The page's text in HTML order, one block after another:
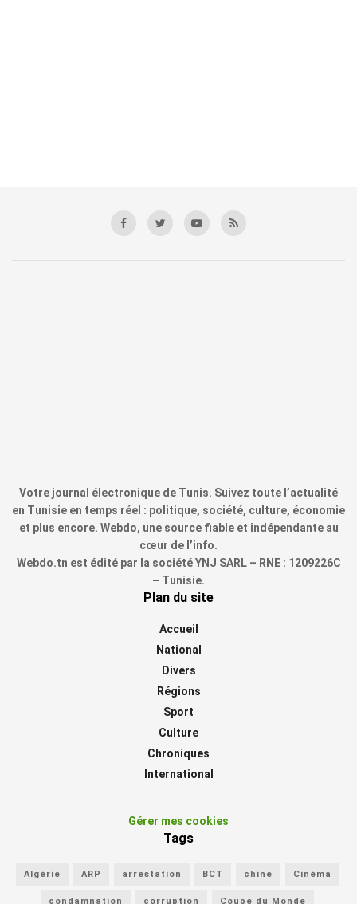
Votre journal électronique de Tunis. Suivez toute l’actualité
en Tunisie en temps réel : politique, société, culture, économie
et plus encore. Webdo, une source fiable et indépendante au
cœur de l’info.
Webdo.tn est édité par la société YNJ SARL – RNE : 1209226C
– Tunisie.
Plan du site
Accueil
National
Divers
Régions
Sport
Culture
Chroniques
International
Gérer mes cookies
Tags
Algérie ARP arrestation BCT chine Cinéma
condamnation corruption Coupe du Monde